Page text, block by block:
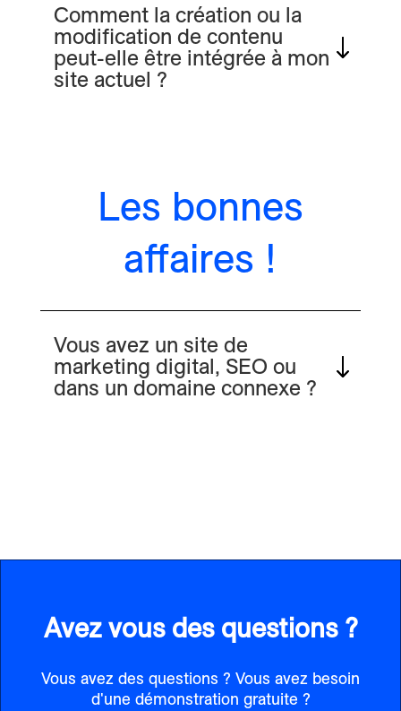
Comment la création ou la
modification de contenu
peut-elle être intégrée à mon
site actuel ?
Les bonnes
affaires !
Vous avez un site de
marketing digital, SEO ou
dans un domaine connexe ?
Avez vous des questions ?
Vous avez des questions ? Vous avez besoin
d'une démonstration gratuite ?